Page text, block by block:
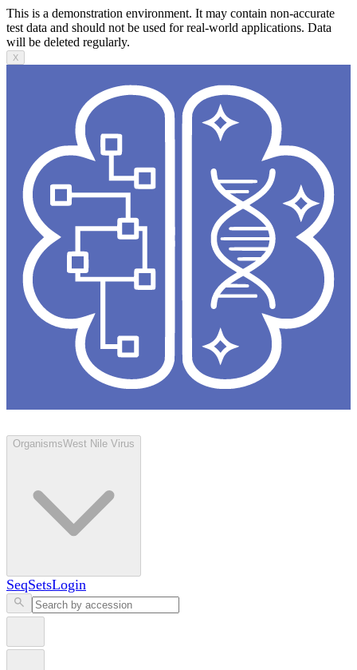
This is a demonstration environment. It may contain non-accurate
test data and should not be used for real-world applications. Data
will be deleted regularly.
X
OrganismsWest Nile Virus
SeqSetsLogin